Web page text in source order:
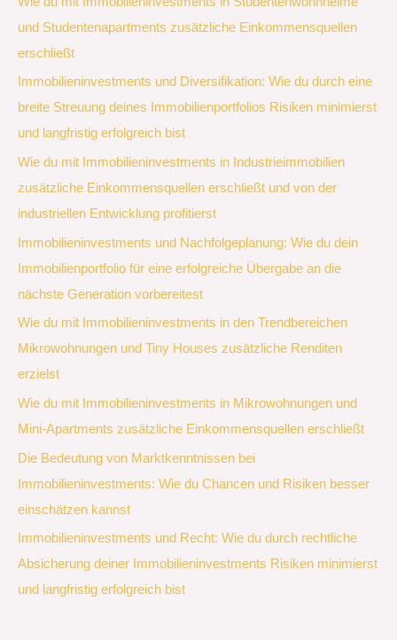
und Studentenapartments zusätzliche Einkommensquellen
erschließt
Immobilieninvestments und Diversifikation: Wie du durch eine
breite Streuung deines Immobilienportfolios Risiken minimierst
und langfristig erfolgreich bist
Wie du mit Immobilieninvestments in Industrieimmobilien
zusätzliche Einkommensquellen erschließt und von der
industriellen Entwicklung profitierst
Immobilieninvestments und Nachfolgeplanung: Wie du dein
Immobilienportfolio für eine erfolgreiche Übergabe an die
nächste Generation vorbereitest
Wie du mit Immobilieninvestments in den Trendbereichen
Mikrowohnungen und Tiny Houses zusätzliche Renditen
erzielst
Wie du mit Immobilieninvestments in Mikrowohnungen und
Mini-Apartments zusätzliche Einkommensquellen erschließt
Die Bedeutung von Marktkenntnissen bei
Immobilieninvestments: Wie du Chancen und Risiken besser
einschätzen kannst
Immobilieninvestments und Recht: Wie du durch rechtliche
Absicherung deiner Immobilieninvestments Risiken minimierst
und langfristig erfolgreich bist